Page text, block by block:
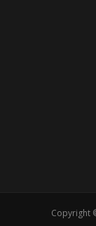
Copyright